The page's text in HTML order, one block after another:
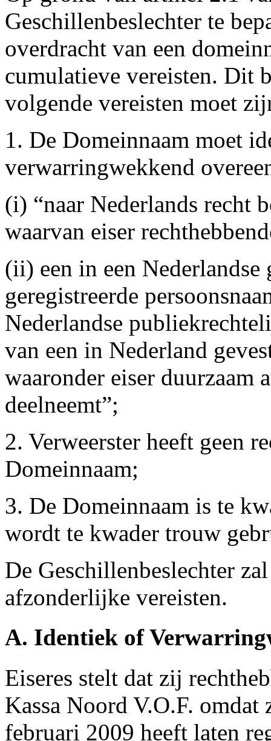
Geschillenbeslechter te
overdracht van een
cumulatieve vereisten. Dit
volgende vereisten moet
1. De Domeinnaam moet
verwarringwekkend
(i) “naar Nederlands recht
waarvan eiser
(ii) een in een
geregistreerde
Nederlandse
van een in Nederland
waaronder eiser duurzaam
deelneemt”;
2. Verweerster heeft geen
Domeinnaam;
3. De Domeinnaam is te
wordt te kwader trouw
De Geschillenbeslechter
afzonderlijke vereisten.
A. Identiek of
Eiseres stelt dat zij
Kassa Noord V.O.F. omdat
februari 2009 heeft laten